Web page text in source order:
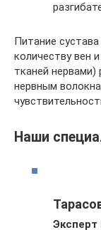
Питание
количеству вен
тканей нервами)
нервным
Наши
Эксперт